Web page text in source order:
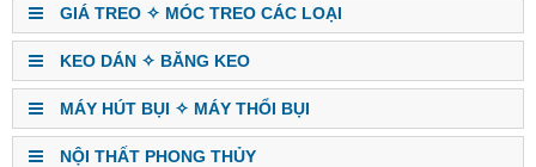
GIÁ TREO ✧ MÓC TREO CÁC LOẠI
KEO DÁN ✧ BĂNG KEO
MÁY HÚT BỤI ✧ MÁY THỔI BỤI
NỘI THẤT PHONG THỦY